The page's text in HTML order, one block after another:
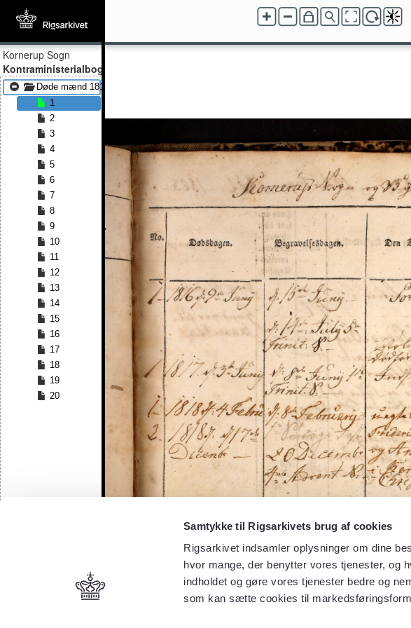
Samtykke til Rigsarkivets brug af cookies
Rigsarkivet indsamler oplysninger om dine
hvor mange, der benytter vores tjenester, og
indholdet og gøre vores tjenester bedre og
som kan sætte cookies til
Kornerup Sogn
Kontraministerialbog
Døde mænd 1816 - Døde mænd 1829
1
2
3
4
5
6
7
8
9
10
11
12
13
14
15
16
17
18
19
20